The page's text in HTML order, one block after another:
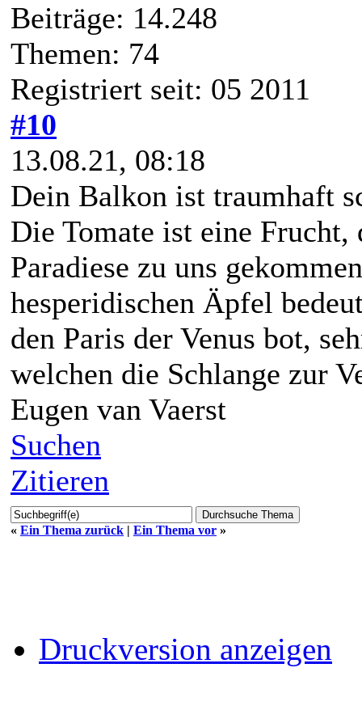
Beiträge: 14.248
Themen: 74
Registriert seit: 05 2011
#10
13.08.21, 08:18
Dein Balkon ist traumhaft
Die Tomate ist eine
Paradiese zu uns
hesperidischen Äpfel
den Paris der Venus bot,
welchen die Schlange zur
Eugen van Vaerst
Suchen
Zitieren
« Ein Thema zurück | Ein Thema vor »
Druckversion anzeigen